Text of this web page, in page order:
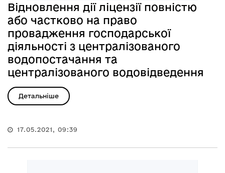
Відновлення дії ліцензії повністю
або частково на право
провадження господарської
діяльності з централізованого
водопостачання та
централізованого водовідведення
Детальніше
17.05.2021, 09:39